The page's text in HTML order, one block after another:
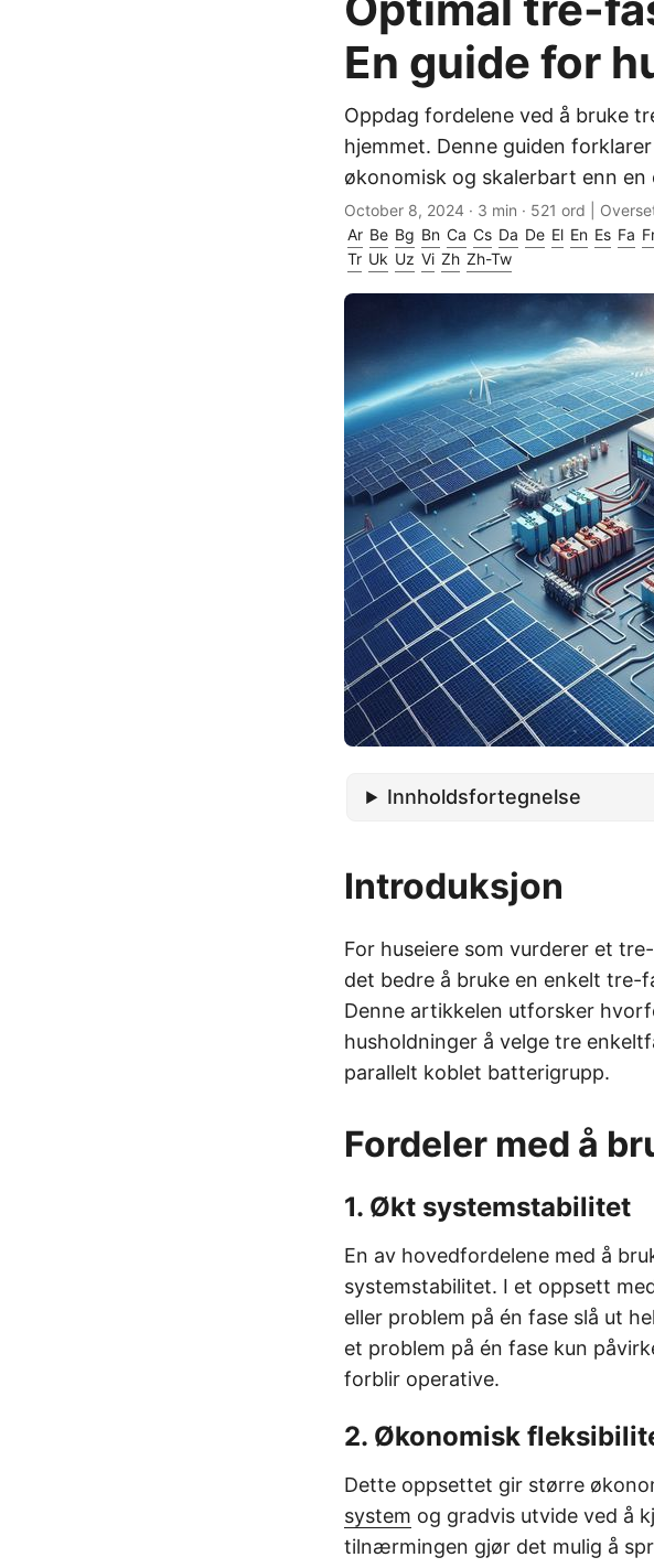
En guide for
Oppdag fordelene ved å bruke
hjemmet. Denne guiden
økonomisk og skalerbart enn
October 8, 2024 · 3 min · 521 ord |
Ar Be Bg Bn Ca Cs Da De El En Es Fa
Tr Uk Uz Vi Zh Zh-Tw
Innholdsfortegnelse
Introduksjon
For huseiere som vurderer et
det bedre å bruke en enkelt tre-
Denne artikkelen utforsker
husholdninger å velge tre
parallelt koblet batterigrupp.
Fordeler med å
1. Økt systemstabilitet
En av hovedfordelene med å
systemstabilitet. I et oppsett
eller problem på én fase slå ut
et problem på én fase kun
forblir operative.
2. Økonomisk
Dette oppsettet gir større
system og gradvis utvide ved å
tilnærmingen gjør det mulig å